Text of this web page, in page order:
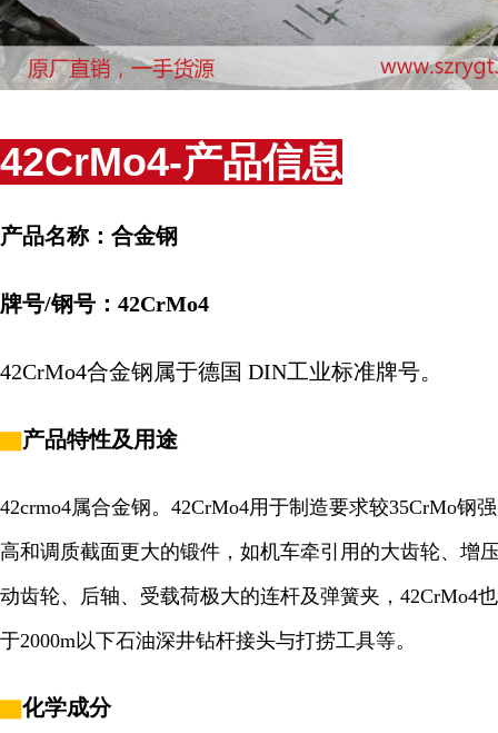
42CrMo4-产品信息
产品名称：合金钢
牌号/钢号：42CrMo4
42CrMo4合金钢属于德国 DIN工业标准牌号。
▇产品特性及用途
42crmo4属合金钢。42CrMo4用于制造要求较35CrMo钢
高和调质截面更大的锻件，如机车牵引用的大齿轮、增
动齿轮、后轴、受载荷极大的连杆及弹簧夹，42CrMo4
于2000m以下石油深井钻杆接头与打捞工具等。
▇化学成分